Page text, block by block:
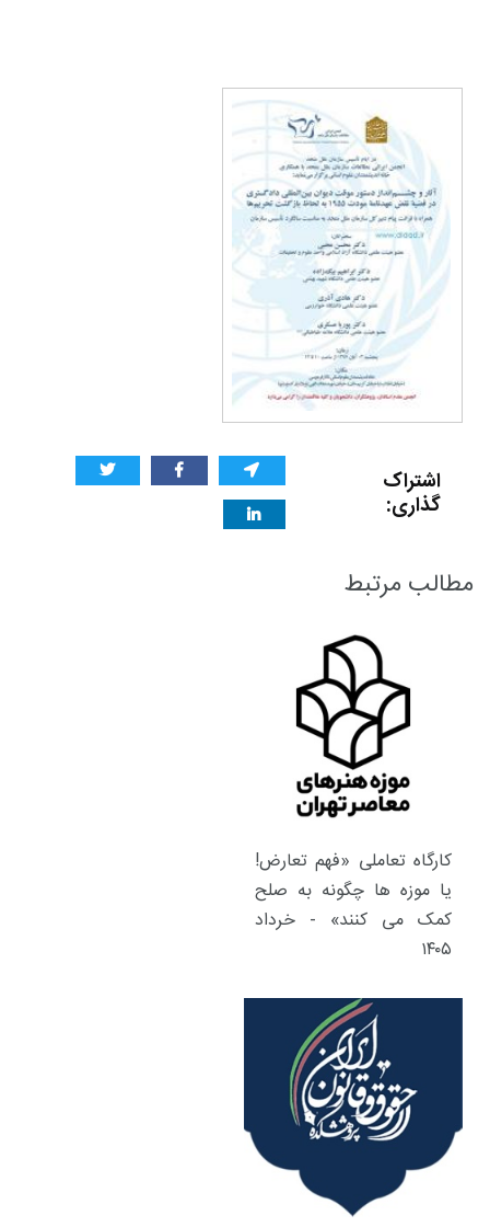
اشتراک
گذاری:
مطالب مرتبط
کارگاه تعاملی «فهم تعارض!
یا موزه ها چگونه به صلح
کمک می کنند» - خرداد
۱۴۰۵